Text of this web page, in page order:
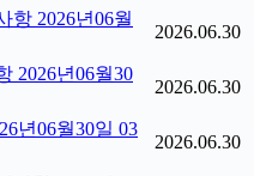
항 2026년06월
2026.06.30
2026년06월30
2026.06.30
년06월30일 03
2026.06.30